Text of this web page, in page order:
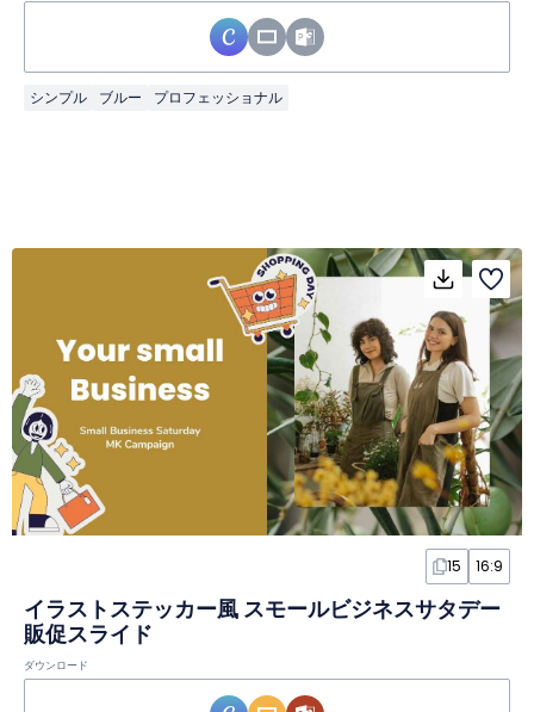
シンプル ブルー プロフェッショナル
15 16:9
イラストステッカー風 スモールビジネスサタデー
販促スライド
ダウンロード